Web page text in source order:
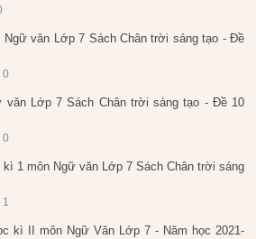
văn Lớp 7 Sách Chân trời sáng tạo - Đề
0
Lớp 7 Sách Chân trời sáng tạo - Đề 10
0
kì 1 môn Ngữ văn Lớp 7 Sách Chân trời sáng
1
kì II môn Ngữ Văn Lớp 7 - Năm học 2021-